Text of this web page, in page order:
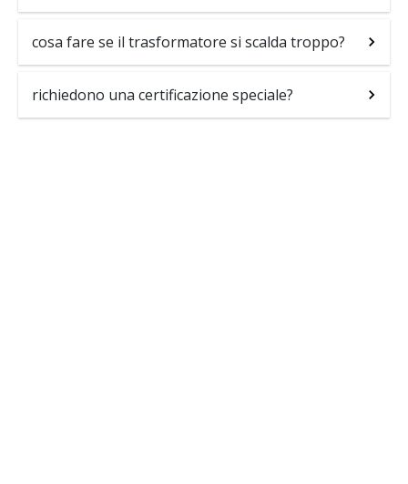
cosa fare se il trasformatore si scalda troppo?
richiedono una certificazione speciale?